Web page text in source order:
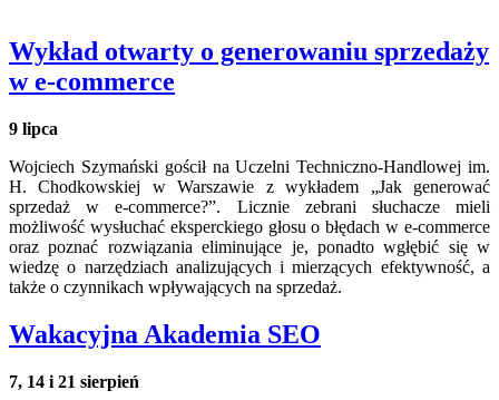
Wykład otwarty o generowaniu sprzedaży
w e-commerce
9 lipca
Wojciech Szymański gościł na Uczelni Techniczno-Handlowej im.
H. Chodkowskiej w Warszawie z wykładem „Jak generować
sprzedaż w e-commerce?”. Licznie zebrani słuchacze mieli
możliwość wysłuchać eksperckiego głosu o błędach w e-commerce
oraz poznać rozwiązania eliminujące je, ponadto wgłębić się w
wiedzę o narzędziach analizujących i mierzących efektywność, a
także o czynnikach wpływających na sprzedaż.
Wakacyjna Akademia SEO
7, 14 i 21 sierpień